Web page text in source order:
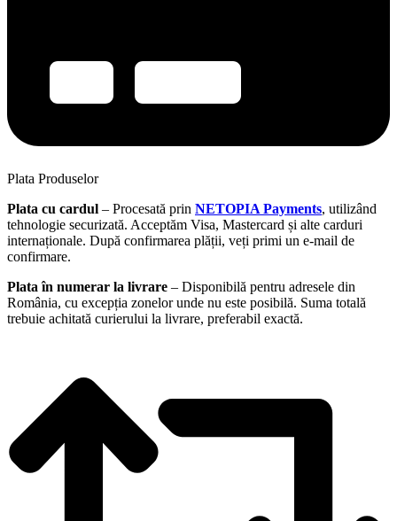
Plata Produselor
Plata cu cardul – Procesată prin NETOPIA Payments, utilizând
tehnologie securizată. Acceptăm Visa, Mastercard și alte carduri
internaționale. După confirmarea plății, veți primi un e-mail de
confirmare.
Plata în numerar la livrare – Disponibilă pentru adresele din
România, cu excepția zonelor unde nu este posibilă. Suma totală
trebuie achitată curierului la livrare, preferabil exactă.